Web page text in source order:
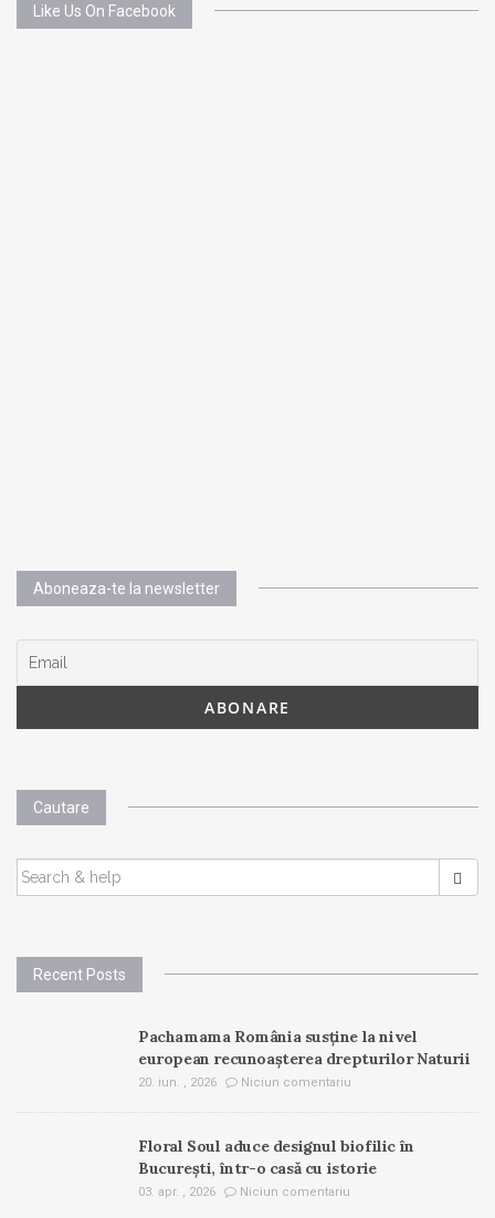
Like Us On Facebook
Aboneaza-te la newsletter
Cautare
SEARCH
FOR:
Recent Posts
Pachamama România susține la nivel
european recunoașterea drepturilor Naturii
20. iun. , 2026 Niciun comentariu
Floral Soul aduce designul biofilic în
București, într-o casă cu istorie
03. apr. , 2026 Niciun comentariu